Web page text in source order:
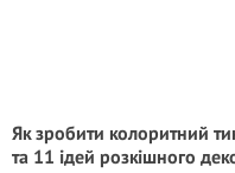
Як зробити колоритний
та 11 ідей розкішного